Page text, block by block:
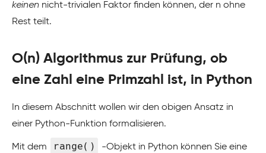
keinen nicht-trivialen Faktor finden können, der n ohne
Rest teilt.
O(n) Algorithmus zur Prüfung, ob
eine Zahl eine Primzahl ist, in Python
In diesem Abschnitt wollen wir den obigen Ansatz in
einer Python-Funktion formalisieren.
Mit dem range()
-Objekt in Python können Sie eine